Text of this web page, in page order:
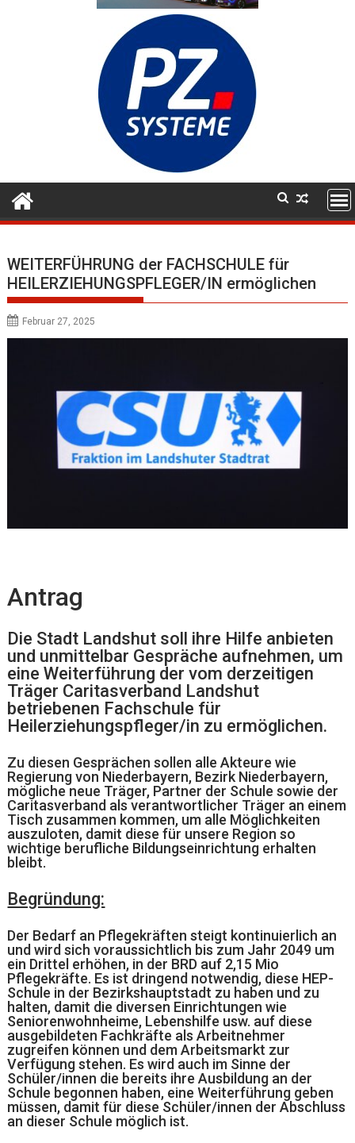
WEITERFÜHRUNG der FACHSCHULE für
HEILERZIEHUNGSPFLEGER/IN ermöglichen
Februar 27, 2025
Antrag
Die Stadt Landshut soll ihre Hilfe anbieten
und unmittelbar Gespräche aufnehmen, um
eine Weiterführung der vom derzeitigen
Träger Caritasverband Landshut
betriebenen Fachschule für
Heilerziehungspfleger/in zu ermöglichen.
Zu diesen Gesprächen sollen alle Akteure wie
Regierung von Niederbayern, Bezirk Niederbayern,
mögliche neue Träger, Partner der Schule sowie der
Caritasverband als verantwortlicher Träger an einem
Tisch zusammen kommen, um alle Möglichkeiten
auszuloten, damit diese für unsere Region so
wichtige berufliche Bildungseinrichtung erhalten
bleibt.
Begründung:
Der Bedarf an Pflegekräften steigt kontinuierlich an
und wird sich voraussichtlich bis zum Jahr 2049 um
ein Drittel erhöhen, in der BRD auf 2,15 Mio
Pflegekräfte. Es ist dringend notwendig, diese HEP-
Schule in der Bezirkshauptstadt zu haben und zu
halten, damit die diversen Einrichtungen wie
Seniorenwohnheime, Lebenshilfe usw. auf diese
ausgebildeten Fachkräfte als Arbeitnehmer
zugreifen können und dem Arbeitsmarkt zur
Verfügung stehen. Es wird auch im Sinne der
Schüler/innen die bereits ihre Ausbildung an der
Schule begonnen haben, eine Weiterführung geben
müssen, damit für diese Schüler/innen der Abschluss
an dieser Schule möglich ist.